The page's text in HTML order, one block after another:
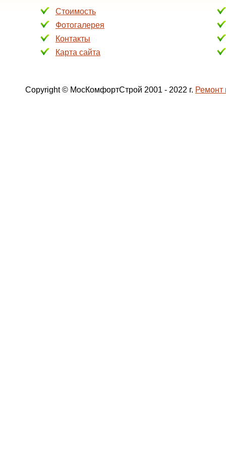
Стоимость
Фотогалерея
Контакты
Карта сайта
Copyright © МосКомфортСтрой 2001 - 2022 г. Ремонт